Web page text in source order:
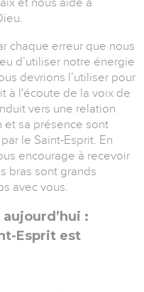
chaque erreur que nous
d’utiliser notre énergie
devrions l’utiliser pour
à l'écoute de la voix de
vers une relation
et sa présence sont
le Saint-Esprit. En
encourage à recevoir
bras sont grands
avec vous.
:
Esprit est